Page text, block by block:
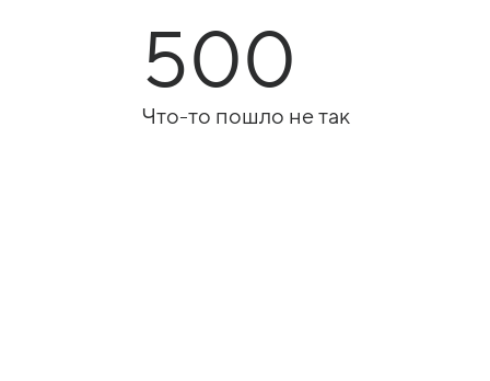
500
Что-то пошло не так